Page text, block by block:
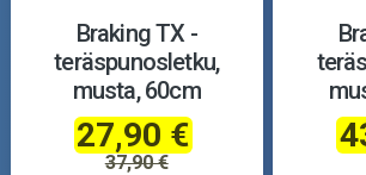
Braking TX -
teräspunosletku,
musta, 60cm
27,90 €
37,90 €